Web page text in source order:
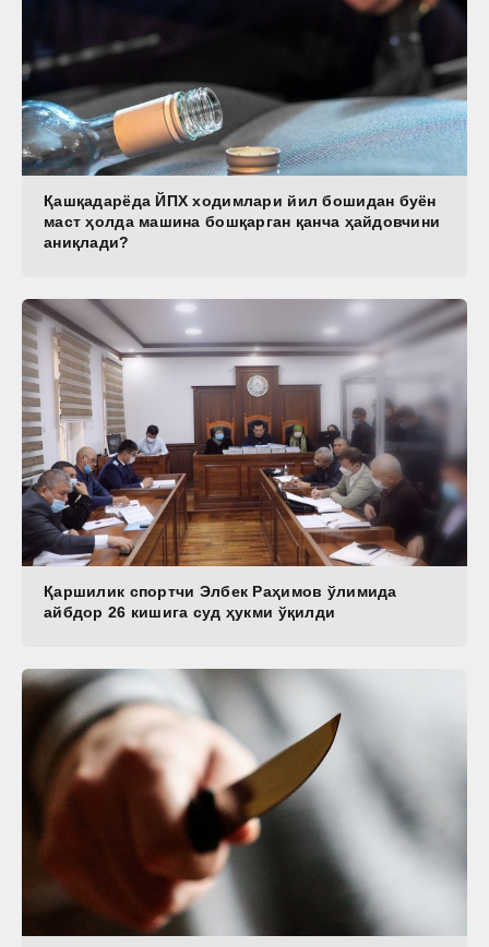
Қашқадарёда ЙПХ ходимлари йил бошидан буён
маст ҳолда машина бошқарган қанча ҳайдовчини
аниқлади?
Қаршилик спортчи Элбек Раҳимов ўлимида
айбдор 26 кишига суд ҳукми ўқилди